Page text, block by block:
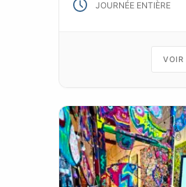
de ses talentueux
animés d’un
JOURNÉE ENTIÈRE
VOIR